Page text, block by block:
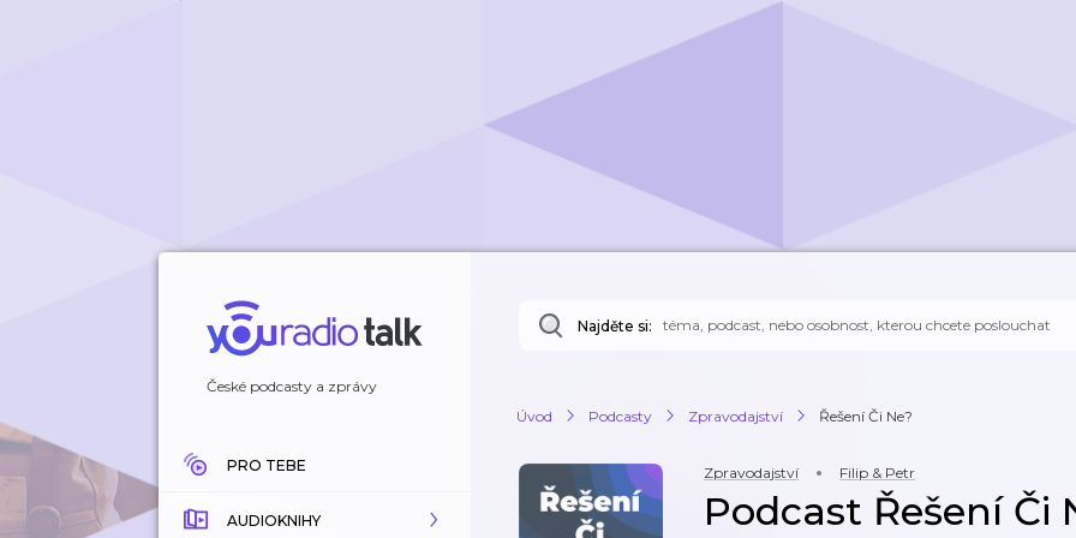
České podcasty a zprávy
PRO TEBE
AUDIOKNIHY
Najděte si:
Úvod Podcasty Zpravodajství Řešení Či Ne?
Zpravodajství Filip & Petr
Podcast Řešení Či